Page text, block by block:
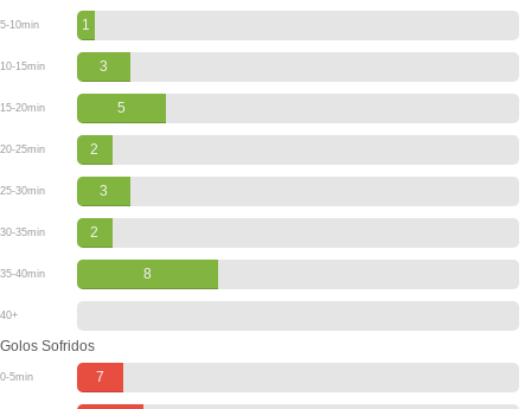
5-10min 1
10-15min 3
15-20min 5
20-25min 2
25-30min 3
30-35min 2
35-40min 8
40+
Golos Sofridos
0-5min 7